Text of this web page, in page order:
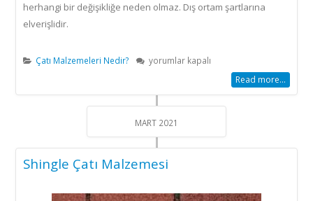
herhangi bir değişikliğe neden olmaz. Dış ortam şartlarına
elverişlidir.
Çatı Malzemeleri Nedir?
Onduline
yorumlar kapalı
Read more...
MART 2021
Shingle Çatı Malzemesi